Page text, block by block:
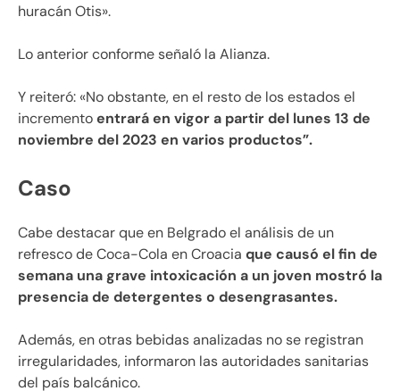
huracán Otis».
Lo anterior conforme señaló la Alianza.
Y reiteró: «No obstante, en el resto de los estados el
incrementoentrará en vigor a partir del lunes 13 de
noviembre del 2023 en varios productos”.
Caso
Cabe destacar que en Belgrado el análisis de un
refresco de Coca-Cola en Croacia que causó el fin de
semana una grave intoxicación a un joven mostró la
presencia de detergentes o desengrasantes.
Además, en otras bebidas analizadas no se registran
irregularidades, informaron las autoridades sanitarias
del país balcánico.